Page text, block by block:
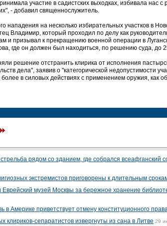
участие в садистских выходках, избивала нас
- добавил священнослужитель.
нападения на несколько избирательных участков в
Владимир, который проходил по делу как
и призывал к прекращению военной операции в
где он должен был находиться, по решению суда, до
решение отстранить клирика от исполнения
дела", заявив о "категорической недопустимости
в силовых действиях с применением оружия, как
рядом со зданием, где собрался всеафганский
экстремистов приговорены к длительным
Еврейский музей Москвы за бережное хранение
в Америке приветствует отмену конституционного
клириков-сепаратистов извергнуты из сана в Литве 29